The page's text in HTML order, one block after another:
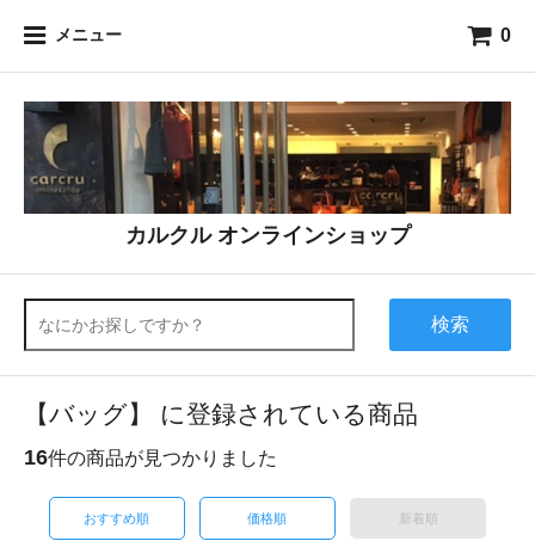
メニュー 0
カルクル オンラインショップ
検索
【バッグ】 に登録されている商品
16件の商品が見つかりました
おすすめ順 価格順 新着順